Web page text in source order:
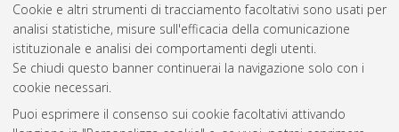
Cookie e altri strumenti di tracciamento facoltativi sono usati per
analisi statistiche, misure sull'efficacia della comunicazione
istituzionale e analisi dei comportamenti degli utenti.
Se chiudi questo banner continuerai la navigazione solo con i
cookie necessari.
Puoi esprimere il consenso sui cookie facoltativi attivando
Gestione del documento:
Atom
Rss 1.0